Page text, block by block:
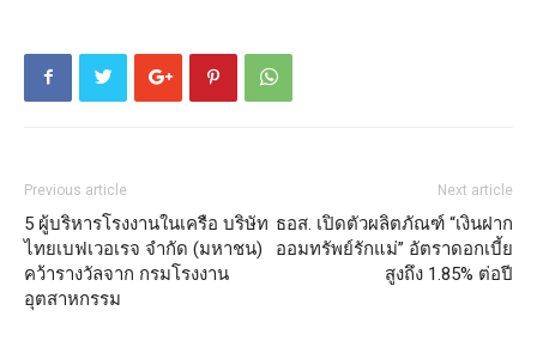
Previous article
5 ผู้บริหารโรงงานในเครือ บริษัท
ไทยเบฟเวอเรจ จำกัด (มหาชน)
คว้ารางวัลจาก กรมโรงงาน
อุตสาหกรรม
Next article
ธอส. เปิดตัวผลิตภัณฑ์ “เงินฝาก
ออมทรัพย์รักแม่” อัตราดอกเบี้ย
สูงถึง 1.85% ต่อปี